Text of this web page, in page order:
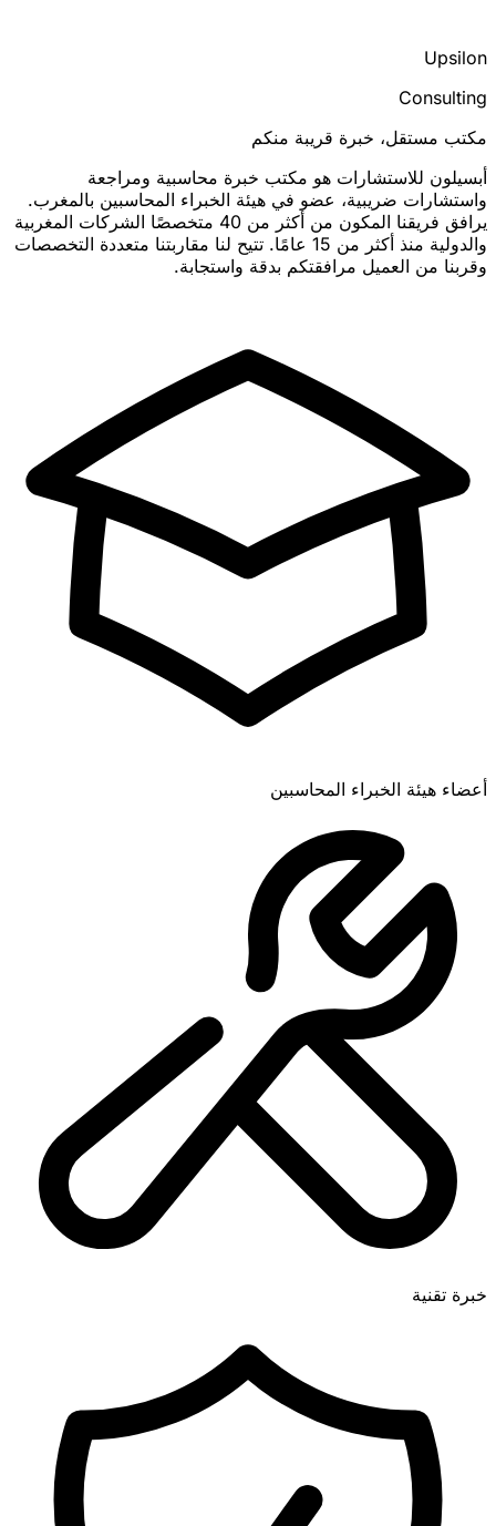
Upsilon
Consulting
مكتب مستقل، خبرة قريبة منكم
أبسيلون للاستشارات هو مكتب خبرة محاسبية ومراجعة
واستشارات ضريبية، عضو في هيئة الخبراء المحاسبين بالمغرب.
يرافق فريقنا المكون من أكثر من 40 متخصصًا الشركات المغربية
والدولية منذ أكثر من 15 عامًا. تتيح لنا مقاربتنا متعددة التخصصات
وقربنا من العميل مرافقتكم بدقة واستجابة.
أعضاء هيئة الخبراء المحاسبين
خبرة تقنية